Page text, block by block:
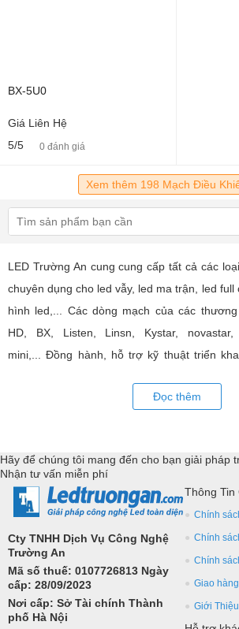
BX-5U0
Giá Liên Hệ
5/5
0 đánh giá
Xem thêm 198 Mạch Điều
LED Trường An cung cung cấp tất cả các
chuyên dụng cho led vẫy, led ma trận, led full
hình led,... Các dòng mạch của các
HD, BX, Listen, Linsn, Kystar,
mini,... Đồng hành, hỗ trợ kỹ thuật triển
Đọc thêm
Hãy để chúng tôi mang đến cho bạn giải pháp
Nhận tư vấn miễn phí
Cty TNHH Dịch Vụ Công Nghệ
Trường An
Mã số thuế: 0107726813 Ngày
cấp: 28/09/2023
Nơi cấp: Sở Tài chính Thành
phố Hà Nội
Thông Tin
Chính
Chính
Chính
Giao
Giới Thiệu